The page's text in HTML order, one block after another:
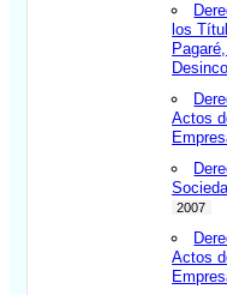
los
Actos
2007
Actos